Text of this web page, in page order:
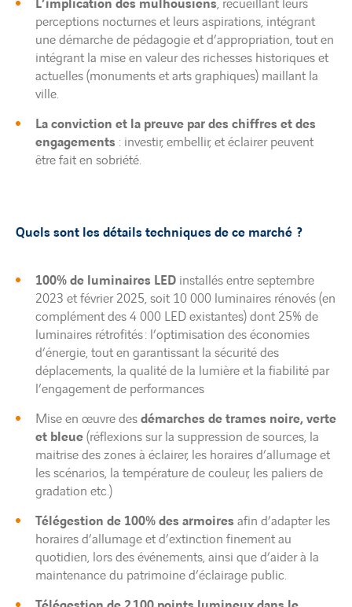
L’implication des mulhousiens, recueillant leurs
perceptions nocturnes et leurs aspirations, intégrant
une démarche de pédagogie et d’appropriation, tout en
intégrant la mise en valeur des richesses historiques et
actuelles (monuments et arts graphiques) maillant la
ville.
La conviction et la preuve par des chiffres et des
engagements : investir, embellir, et éclairer peuvent
être fait en sobriété.
Quels sont les détails techniques de ce marché ?
100% de luminaires LED installés entre septembre
2023 et février 2025, soit 10 000 luminaires rénovés (en
complément des 4 000 LED existantes) dont 25% de
luminaires rétrofités : l’optimisation des économies
d’énergie, tout en garantissant la sécurité des
déplacements, la qualité de la lumière et la fiabilité par
l’engagement de performances
Mise en œuvre desdémarches de trames noire, verte
et bleue(réflexions sur la suppression de sources, la
maitrise des zones à éclairer, les horaires d’allumage et
les scénarios, la température de couleur, les paliers de
gradation etc.)
Télégestion de 100% des armoires afin d’adapter les
horaires d’allumage et d’extinction finement au
quotidien, lors des événements, ainsi que d’aider à la
maintenance du patrimoine d’éclairage public.